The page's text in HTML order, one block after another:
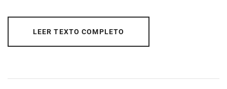
LEER TEXTO COMPLETO